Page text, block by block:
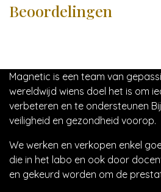
Beoordelingen
Magnetic is een team van
wereldwijd wiens doel het is om
verbeteren en te ondersteunen
veiligheid en gezondheid voorop.
We werken en verkopen enkel
die in het labo en ook door
en gekeurd worden om de